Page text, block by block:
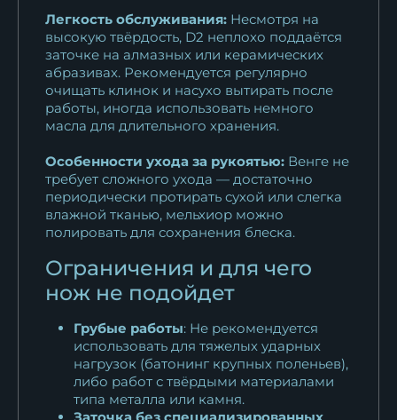
Легкость обслуживания: Несмотря на
высокую твёрдость, D2 неплохо поддаётся
заточке на алмазных или керамических
абразивах. Рекомендуется регулярно
очищать клинок и насухо вытирать после
работы, иногда использовать немного
масла для длительного хранения.
Особенности ухода за рукоятью: Венге не
требует сложного ухода — достаточно
периодически протирать сухой или слегка
влажной тканью, мельхиор можно
полировать для сохранения блеска.
Ограничения и для чего
нож не подойдет
Грубые работы: Не рекомендуется
использовать для тяжелых ударных
нагрузок (батонинг крупных поленьев),
либо работ с твёрдыми материалами
типа металла или камня.